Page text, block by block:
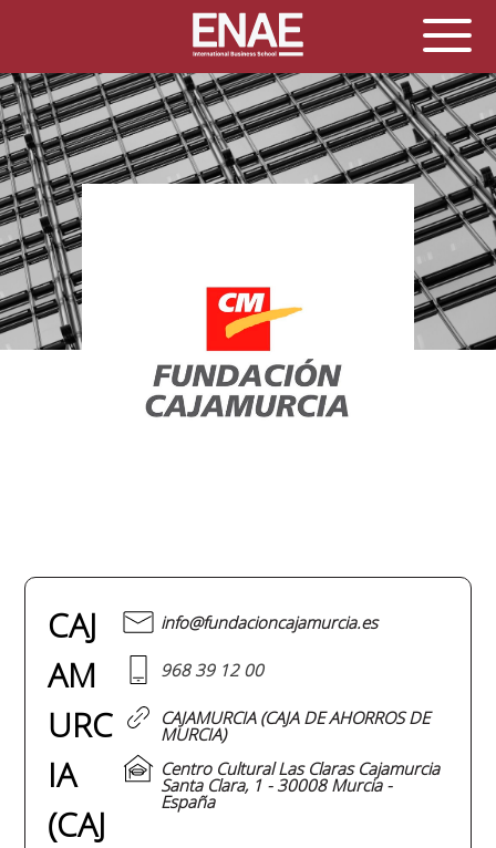
CAJ
AM
URC
IA
(CAJ
info@fundacioncajamurcia.es
968 39 12 00
CAJAMURCIA (CAJA DE AHORROS DE
MURCIA)
Centro Cultural Las Claras Cajamurcia
Santa Clara, 1 - 30008 Murcia -
España